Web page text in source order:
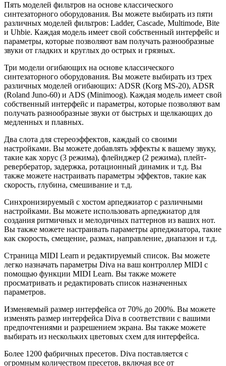
Пять моделей фильтров на основе классического
синтезаторного оборудования. Вы можете выбирать из пяти
различных моделей фильтров: Ladder, Cascade, Multimode, Bite
и Uhbie. Каждая модель имеет свой собственный интерфейс и
параметры, которые позволяют вам получать разнообразные
звуки от гладких и круглых до острых и грязных.
Три модели огибающих на основе классического
синтезаторного оборудования. Вы можете выбирать из трех
различных моделей огибающих: ADSR (Korg MS-20), ADSR
(Roland Juno-60) и ADS (Minimoog). Каждая модель имеет свой
собственный интерфейс и параметры, которые позволяют вам
получать разнообразные звуки от быстрых и щелкающих до
медленных и плавных.
Два слота для стереоэффектов, каждый со своими
настройками. Вы можете добавлять эффекты к вашему звуку,
такие как хорус (3 режима), флейнджер (2 режима), плейт-
ревербератор, задержка, ротационный динамик и т.д. Вы
также можете настраивать параметры эффектов, такие как
скорость, глубина, смешивание и т.д.
Синхронизируемый с хостом арпеджиатор с различными
настройками. Вы можете использовать арпеджиатор для
создания ритмичных и мелодичных паттернов из ваших нот.
Вы также можете настраивать параметры арпеджиатора, такие
как скорость, смещение, размах, направление, диапазон и т.д.
Страница MIDI Learn и редактируемый список. Вы можете
легко назначать параметры Diva на ваш контроллер MIDI с
помощью функции MIDI Learn. Вы также можете
просматривать и редактировать список назначенных
параметров.
Изменяемый размер интерфейса от 70% до 200%. Вы можете
изменять размер интерфейса Diva в соответствии с вашими
предпочтениями и разрешением экрана. Вы также можете
выбирать из нескольких цветовых схем для интерфейса.
Более 1200 фабричных пресетов. Diva поставляется с
огромным количеством пресетов, включая все от